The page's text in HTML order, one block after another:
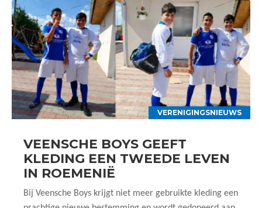
VERENIGINGSNIEUWS
VEENSCHE BOYS GEEFT
KLEDING EEN TWEEDE LEVEN
IN ROEMENIË
Bij Veensche Boys krijgt niet meer gebruikte kleding een